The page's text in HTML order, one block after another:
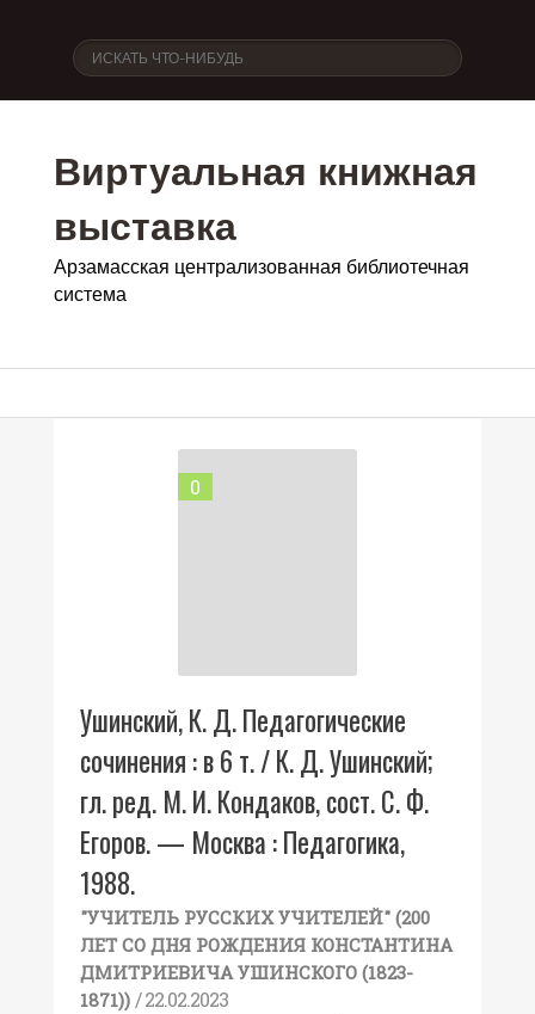
Виртуальная книжная
выставка
Арзамасская централизованная библиотечная
система
0
Ушинский, К. Д. Педагогические
сочинения : в 6 т. / К. Д. Ушинский;
гл. ред. М. И. Кондаков, сост. С. Ф.
Егоров. — Москва : Педагогика,
1988.
"УЧИТЕЛЬ РУССКИХ УЧИТЕЛЕЙ" (200
ЛЕТ СО ДНЯ РОЖДЕНИЯ КОНСТАНТИНА
ДМИТРИЕВИЧА УШИНСКОГО (1823-
1871)) / 22.02.2023